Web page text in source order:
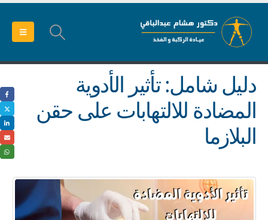
دليل شامل: تأثير الأدوية
المضادة للالتهابات على حقن
البلازما